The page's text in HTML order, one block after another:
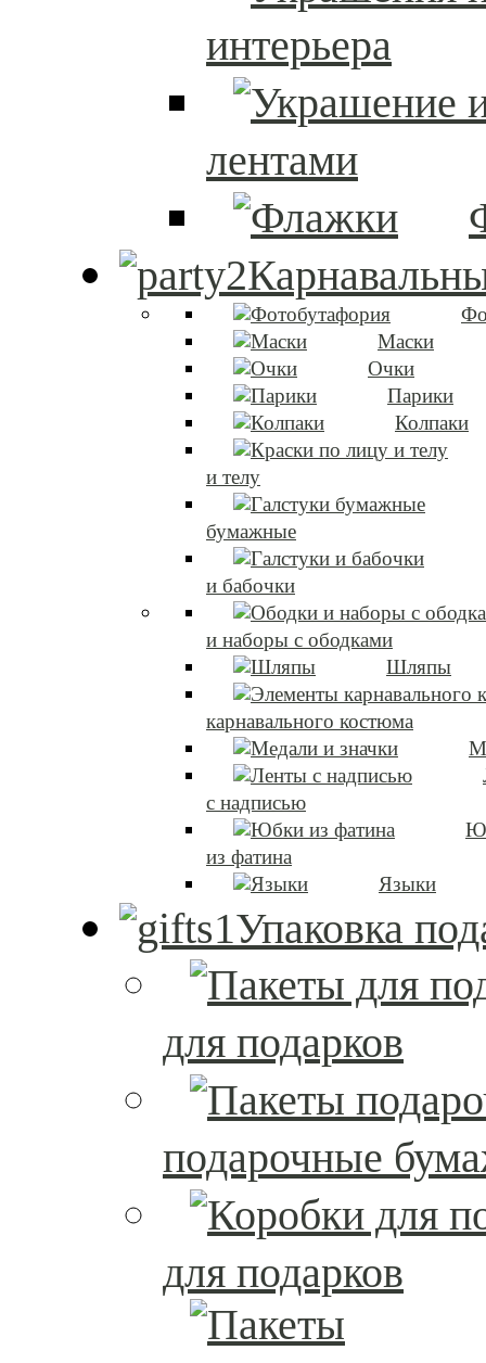
интерьера
лентами
Маски
Очки
Парики
Колпаки
и телу
бумажные
и бабочки
и наборы с ободками
Шляпы
карнавального костюма
с надписью
из фатина
Языки
Упаковка
для подарков
подарочные
для подарков